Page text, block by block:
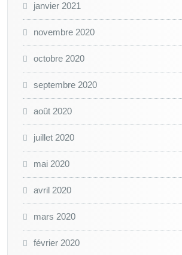
janvier 2021
novembre 2020
octobre 2020
septembre 2020
août 2020
juillet 2020
mai 2020
avril 2020
mars 2020
février 2020